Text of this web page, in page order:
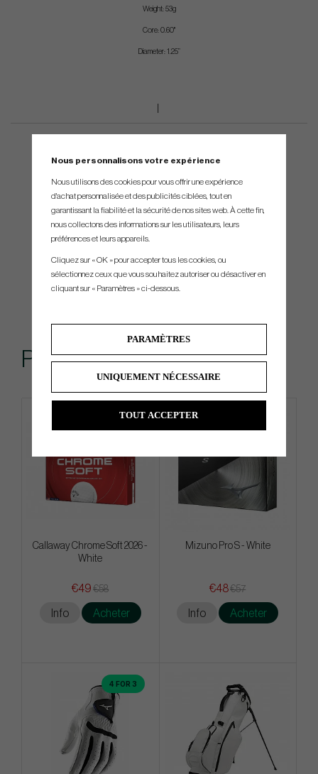
Weight: 53g
Core: 0.60"
Diameter: 1.25”
Produits similaires
4 FOR 3
Callaway Chrome Soft 2026 -
White
€49 €58
Info Acheter
Mizuno Pro S - White
€48€57
Info Acheter
4 FOR 3
Nous personnalisons votre expérience
Nous utilisons des cookies pour vous offrir une expérience
d'achat personnalisée et des publicités ciblées, tout en
garantissant la fiabilité et la sécurité de nos sites web. À cette fin,
nous collectons des informations sur les utilisateurs, leurs
préférences et leurs appareils.
Cliquez sur « OK » pour accepter tous les cookies, ou
sélectionnez ceux que vous souhaitez autoriser ou désactiver en
cliquant sur « Paramètres » ci-dessous.
PARAMÈTRES
UNIQUEMENT NÉCESSAIRE
TOUT ACCEPTER